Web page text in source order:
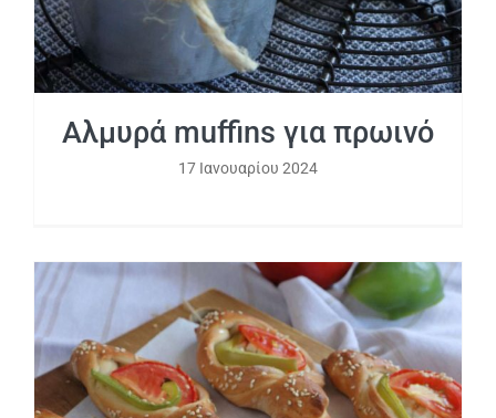
Αλμυρά muffins για πρωινό
17 Ιανουαρίου 2024